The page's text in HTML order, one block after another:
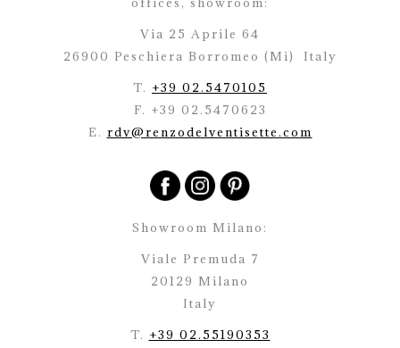
Via 25 Aprile 64
26900 Peschiera Borromeo (Mi)
Italy
T. +39 02.5470105
F. +39 02.5470623
E. rdv@renzodelventisette.com
Showroom Milano:
Viale Premuda 7
20129 Milano
Italy
T. +39 02.55190353